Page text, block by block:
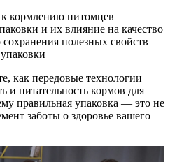
кормлению питомцев
и их влияние на качество
полезных свойств
как передовые технологии
и питательность кормов для
правильная упаковка — это не
заботы о здоровье вашего